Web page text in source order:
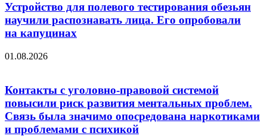
Устройство для полевого тестирования обезьян
научили распознавать лица. Его опробовали
на капуцинах
01.08.2026
Контакты с уголовно-правовой системой
повысили риск развития ментальных проблем.
Связь была значимо опосредована наркотиками
и проблемами с психикой